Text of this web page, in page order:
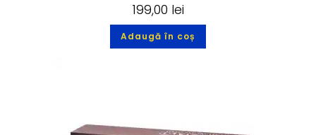
199,00 lei
Adaugă în coș